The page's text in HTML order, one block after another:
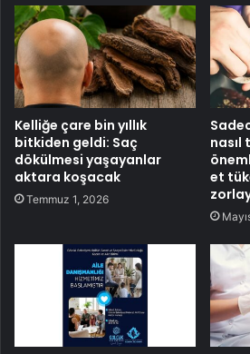
Kelliğe çare bin yıllık
bitkiden geldi: Saç
dökülmesi yaşayanlar
aktara koşacak
Temmuz 1, 2026
nasıl
et